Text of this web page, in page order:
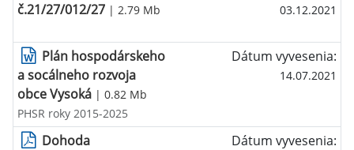
č.21/27/012/27 | 2.79 Mb 03.12.2021
Plán hospodárskeho
a socálneho rozvoja
obce Vysoká | 0.82 Mb
Dátum vyvesenia:
14.07.2021
PHSR roky 2015-2025
Dohoda
Dátum vyvesenia: